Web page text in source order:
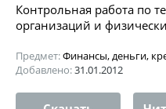
Контрольная работа по
организаций и
Предмет:Финансы, деньги,
Добавлено:31.01.2012